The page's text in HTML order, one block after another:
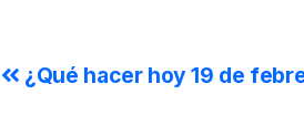
¿Qué hacer hoy 19 de